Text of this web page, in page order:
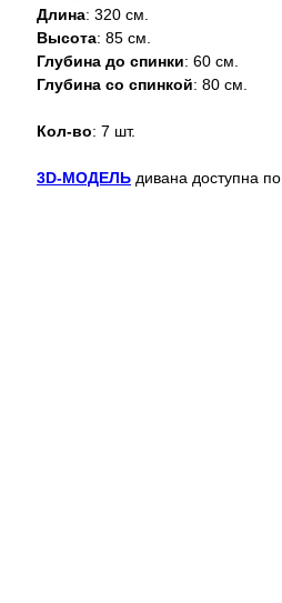
Длина: 320 см.
Высота: 85 см.
Глубина до спинки: 60 см.
Глубина со спинкой: 80 см.
Кол-во: 7 шт.
3D-МОДЕЛЬ дивана доступна по